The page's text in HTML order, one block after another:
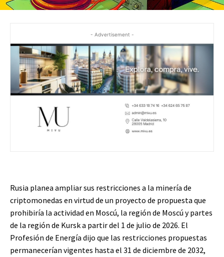
- Advertisement -
Rusia planea ampliar sus restricciones a la minería de
criptomonedas en virtud de un proyecto de propuesta que
prohibiría la actividad en Moscú, la región de Moscú y partes
de la región de Kursk a partir del 1 de julio de 2026. El
Profesión de Energía dijo que las restricciones propuestas
permanecerían vigentes hasta el 31 de diciembre de 2032,